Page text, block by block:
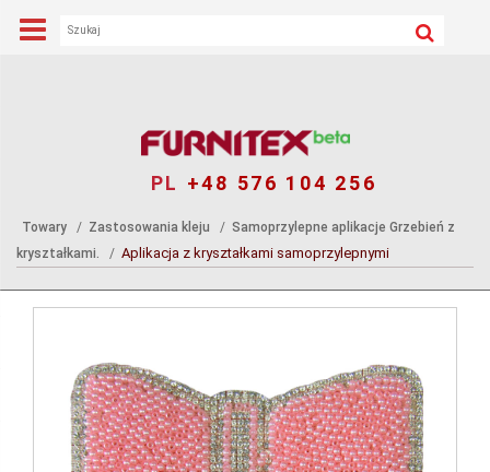
PL +48 576 104 256
Towary Zastosowania kleju
Samoprzylepne aplikacje Grzebień z
kryształkami.
Aplikacja z kryształkami samoprzylepnymi